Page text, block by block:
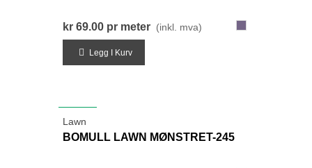
kr 69.00 pr meter (inkl. mva)
Legg I Kurv
Lawn
BOMULL LAWN MØNSTRET-245